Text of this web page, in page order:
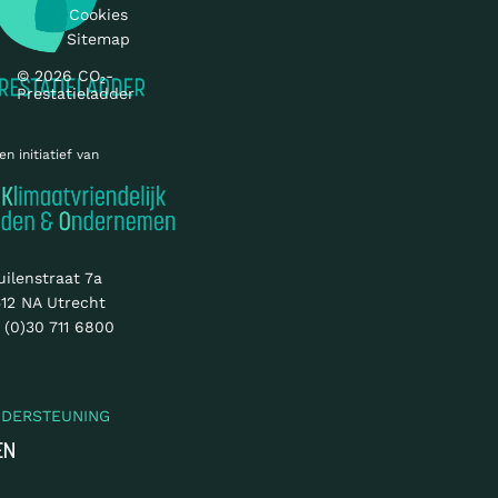
initiatief van
7a
NA Utrecht
(0)30 711 6800
© 2026 CO₂-
Prestatieladder
Cookies
Sitemap